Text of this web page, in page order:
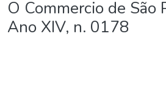
O Commercio de São
Ano XIV, n. 0178